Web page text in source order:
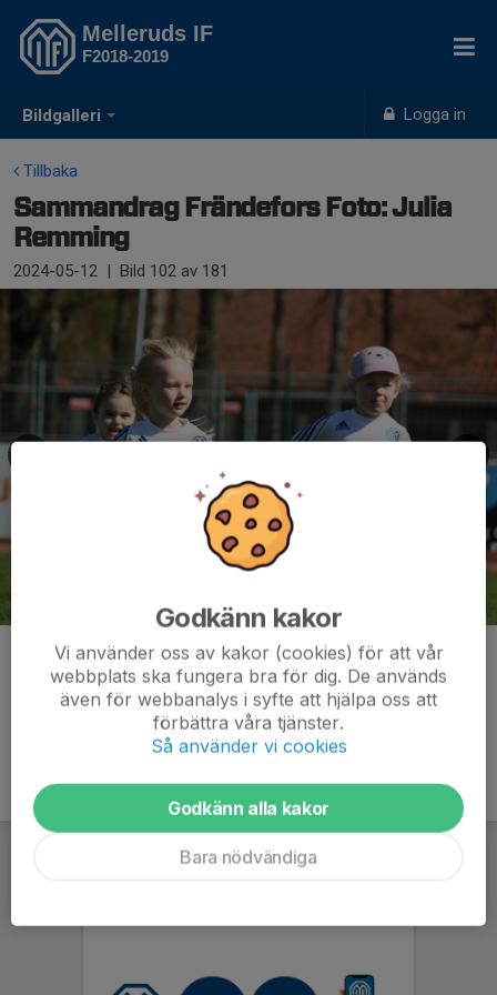
Bildgalleri Logga in
Melleruds IF
F2018-2019
Tillbaka
Sammandrag Frändefors Foto: Julia
Remming
2024-05-12 | Bild 102 av 181
Kommentarer
Godkänn kakor
Vi använder oss av kakor (cookies) för att vår
webbplats ska fungera bra för dig. De används
även för webbanalys i syfte att hjälpa oss att
förbättra våra tjänster.
Så använder vi cookies
Godkänn alla kakor
Bara nödvändiga